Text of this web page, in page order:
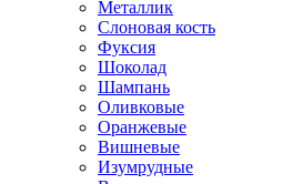
Металлик
Слоновая кость
Фуксия
Шоколад
Шампань
Оливковые
Оранжевые
Вишневые
Изумрудные